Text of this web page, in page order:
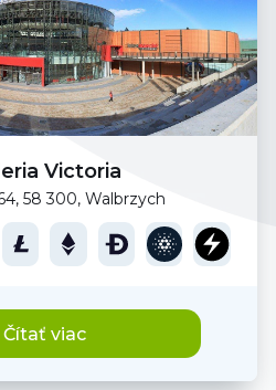
Victoria
58 300, Walbrzych
Čítať viac